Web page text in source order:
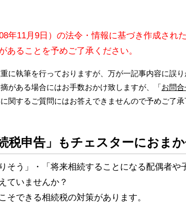
年11月9日）の法令・情報に基づき作成された
あることを予めご了承ください。
に執筆を行っておりますが、万が一記事内容に誤
がある場合にはお手数おかけ致しますが、「お問
関するご質問にはお答えできませんので予めご了承
税申告」もチェスターにおまか
そう」・「将来相続することになる配偶者
ていませんか？
そできる相続税の対策があります。